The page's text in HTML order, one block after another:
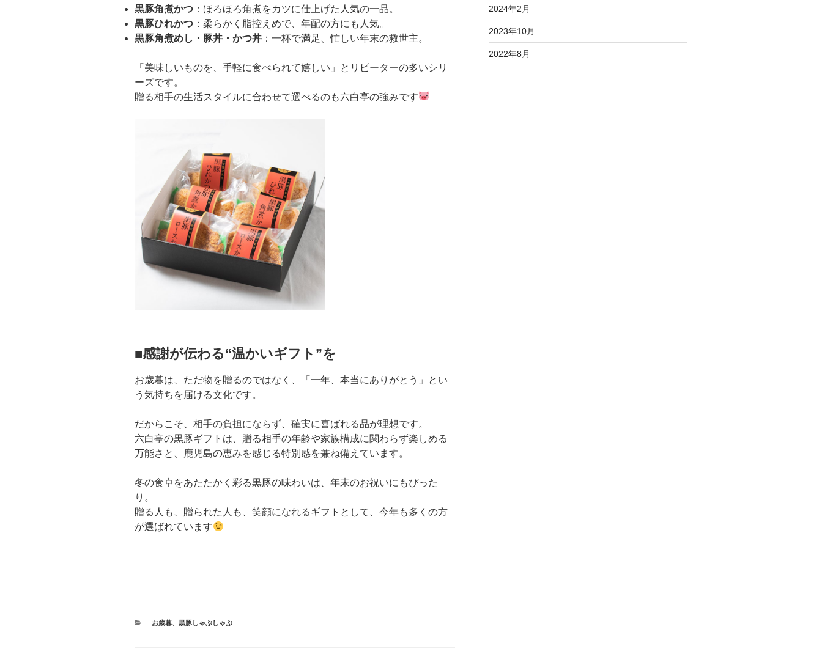
黒豚角煮かつ ：ほろほろ角煮をカツに仕上げた人気の一品。
黒豚ひれかつ ：柔らかく脂控えめで、年配の方にも人気。
黒豚角煮めし・豚丼・かつ丼 ：一杯で満足、忙しい年末の救世主。
「美味しいものを、手軽に食べられて嬉しい」とリピーターの多いシリ
ーズです。
贈る相手の生活スタイルに合わせて選べるのも六白亭の強みです
■感謝が伝わる“温かいギフト”を
お歳暮は、ただ物を贈るのではなく、「一年、本当にありがとう」とい
う気持ちを届ける文化です。
だからこそ、相手の負担にならず、確実に喜ばれる品が理想です。
六白亭の黒豚ギフトは、贈る相手の年齢や家族構成に関わらず楽しめる
万能さと、鹿児島の恵みを感じる特別感を兼ね備えています。
冬の食卓をあたたかく彩る黒豚の味わいは、年末のお祝いにもぴった
り。
贈る人も、贈られた人も、笑顔になれるギフトとして、今年も多くの方
が選ばれています
カ
お歳暮、 黒豚しゃぶしゃぶ
2024年2月
2023年10月
2022年8月